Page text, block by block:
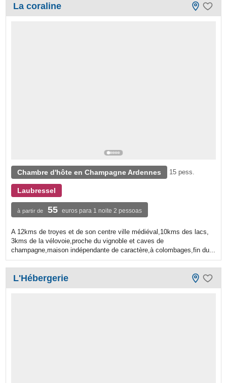
La coraline
Chambre d'hôte en Champagne Ardennes 15 pess.
Laubressel
à partir de 55 euros para 1 noite 2 pessoas
A 12kms de troyes et de son centre ville médiéval,10kms des lacs,
3kms de la vélovoie,proche du vignoble et caves de
champagne,maison indépendante de caractère,à colombages,fin du...
L'Hébergerie